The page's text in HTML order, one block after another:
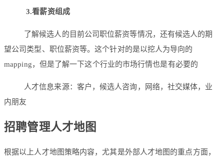
3.看薪资组成
了解候选人的目前公司职位薪资等情况，还有候选人的期
望公司类型、职位薪资等。这个针对的是以挖人为导向的
mapping，但是了解一下这个行业的市场行情也是有必要的
人才信息来源：客户，候选人咨询，网络，社交媒体，业
内朋友
招聘管理人才地图
根据以上人才地图策略内容，尤其是外部人才地图的重点方面，